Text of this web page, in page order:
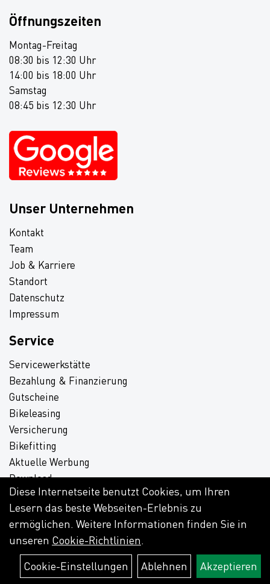
Öffnungszeiten
Montag-Freitag
08:30 bis 12:30 Uhr
14:00 bis 18:00 Uhr
Samstag
08:45 bis 12:30 Uhr
Unser Unternehmen
Kontakt
Team
Job & Karriere
Standort
Datenschutz
Impressum
Service
Servicewerkstätte
Bezahlung & Finanzierung
Gutscheine
Bikeleasing
Versicherung
Bikefitting
Aktuelle Werbung
Download
Diese Internetseite benutzt Cookies, um Ihren
Lesern das beste Webseiten-Erlebnis zu
ermöglichen. Weitere Informationen finden Sie in
unseren Cookie-Richtlinien.
Cookie-Einstellungen
Ablehnen Akzeptieren